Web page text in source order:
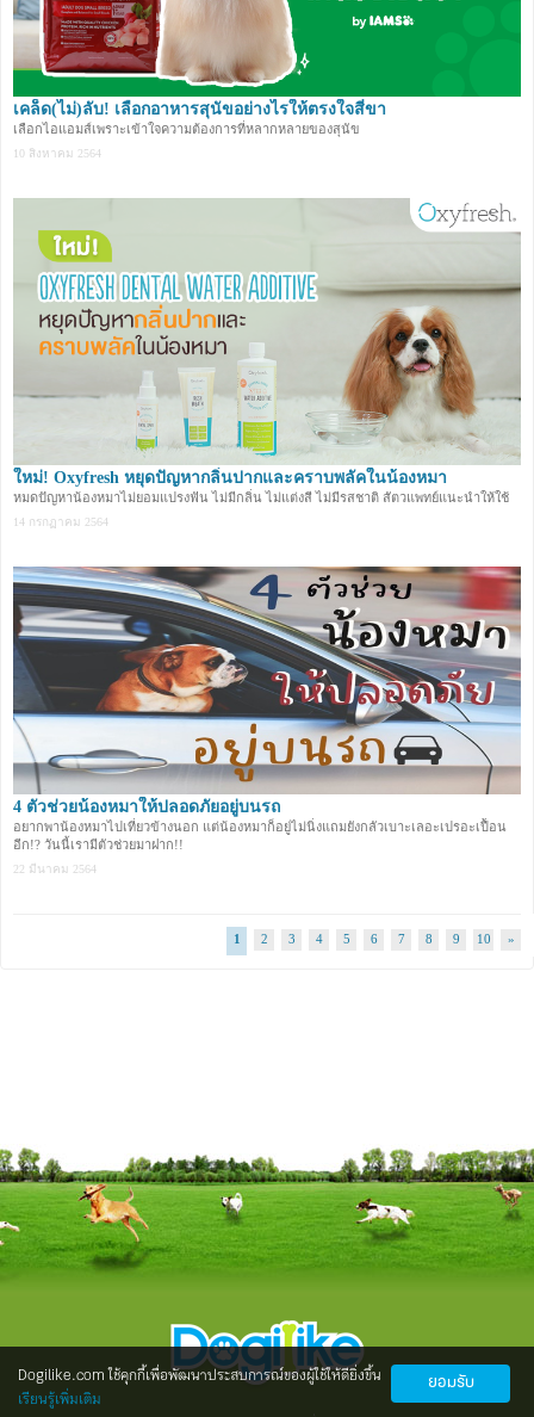
เคล็ด(ไม่)ลับ! เลือกอาหารสุนัขอย่างไรให้ตรงใจสี่ขา
เลือกไอแอมส์เพราะเข้าใจความต้องการที่หลากหลายของสุนัข
10 สิงหาคม 2564
ใหม่! Oxyfresh หยุดปัญหากลิ่นปากและคราบพลัคในน้องหมา
หมดปัญหาน้องหมาไม่ยอมแปรงฟัน ไม่มีกลิ่น ไม่แต่งสี ไม่มีรสชาติ สัตวแพทย์แนะนำให้ใช้
14 กรกฏาคม 2564
4 ตัวช่วยน้องหมาให้ปลอดภัยอยู่บนรถ
อยากพาน้องหมาไปเที่ยวข้างนอก แต่น้องหมาก็อยู่ไม่นิ่งแถมยังกลัวเบาะเลอะเปรอะเปื้อน
อีก!? วันนี้เรามีตัวช่วยมาฝาก!!
22 มีนาคม 2564
1 2 3 4 5 6 7 8 9 10 »
Dogilike.com ใช้คุกกี้เพื่อพัฒนาประสบการณ์ของผู้ใช้ให้ดียิ่งขึ้น
เรียนรู้เพิ่มเติม
ยอมรับ